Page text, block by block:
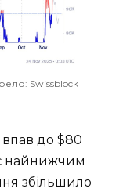
Swissblock
впав до $80
найнижчим
збільшило